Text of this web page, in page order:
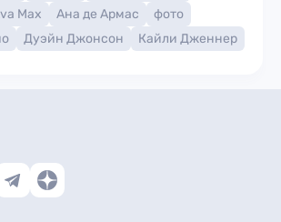
Max Ана де Армас
фото
Дуэйн Джонсон Кайли Дженнер